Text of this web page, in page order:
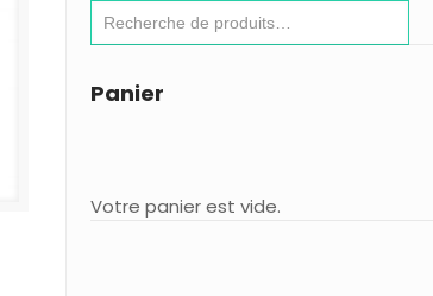
Panier
Votre panier est vide.